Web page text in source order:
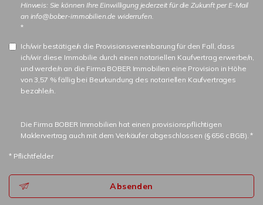
Hinweis: Sie können Ihre Einwilligung jederzeit für die Zukunft per E-Mail
an info@bober-immobilien.de widerrufen.
*
Ich/wir bestätige/n die Provisionsvereinbarung für den Fall, dass
ich/wir diese Immobilie durch einen notariellen Kaufvertrag erwerbe/n,
und werde/n an die Firma BOBER Immobilien eine Provision in Höhe
von 3,57 % fällig bei Beurkundung des notariellen Kaufvertrages
bezahle/n.
Die Firma BOBER Immobilien hat einen provisionspflichtigen
Maklervertrag auch mit dem Verkäufer abgeschlossen (§ 656 c BGB). *
* Pflichtfelder
Absenden